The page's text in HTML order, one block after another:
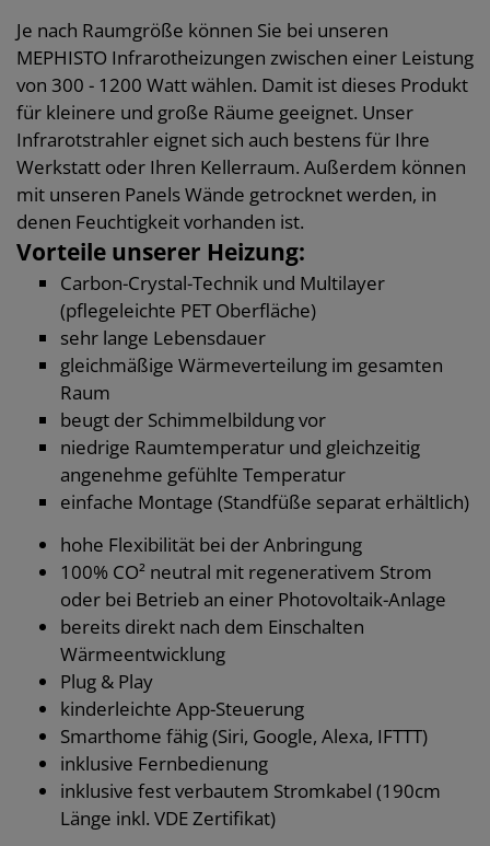
Je nach Raumgröße können Sie bei unseren
MEPHISTO Infrarotheizungen zwischen einer Leistung
von 300 - 1200 Watt wählen. Damit ist dieses Produkt
für kleinere und große Räume geeignet. Unser
Infrarotstrahler eignet sich auch bestens für Ihre
Werkstatt oder Ihren Kellerraum. Außerdem können
mit unseren Panels Wände getrocknet werden, in
denen Feuchtigkeit vorhanden ist.
Vorteile unserer Heizung:
Carbon-Crystal-Technik und Multilayer
(pflegeleichte PET Oberfläche)
sehr lange Lebensdauer
gleichmäßige Wärmeverteilung im gesamten
Raum
beugt der Schimmelbildung vor
niedrige Raumtemperatur und gleichzeitig
angenehme gefühlte Temperatur
einfache Montage (Standfüße separat erhältlich)
hohe Flexibilität bei der Anbringung
100% CO² neutral mit regenerativem Strom
oder bei Betrieb an einer Photovoltaik-Anlage
bereits direkt nach dem Einschalten
Wärmeentwicklung
Plug & Play
kinderleichte App-Steuerung
Smarthome fähig (Siri, Google, Alexa, IFTTT)
inklusive Fernbedienung
inklusive fest verbautem Stromkabel (190cm
Länge inkl. VDE Zertifikat)